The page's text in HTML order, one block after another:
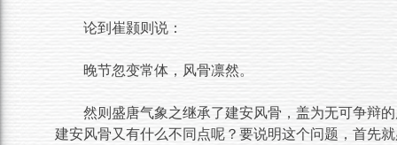
论到崔颢则说：
晚节忽变常体，风骨凛然。
然则盛唐气象之继承了建安风骨，盖为无可争辩
建安风骨又有什么不同点呢？要说明这个问题，首先